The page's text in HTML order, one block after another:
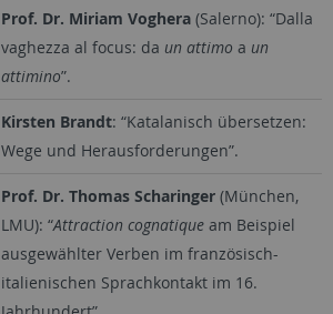
Prof. Dr. Miriam Voghera (Salerno): “Dalla
vaghezza al focus: da un attimo a un
attimino”.
Kirsten Brandt: “Katalanisch übersetzen:
Wege und Herausforderungen”.
Prof. Dr. Thomas Scharinger(München,
LMU): “Attraction cognatiqueam Beispiel
ausgewählter Verben im französisch-
italienischen Sprachkontakt im 16.